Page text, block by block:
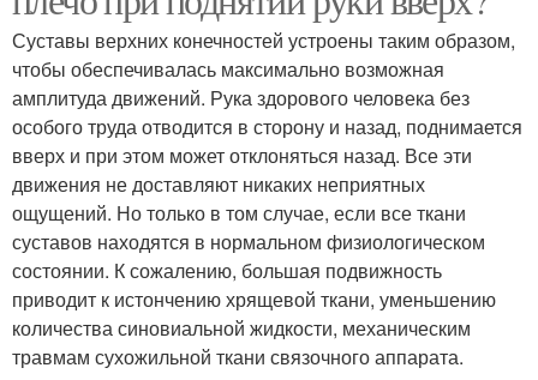
Боли в плечах Боль в суставах
Боли в плечевом
суставе
Плечевые суставы
Суставы верхних конечностей устроены таким образом,
чтобы обеспечивалась максимально возможная
амплитуда движений. Рука здорового человека без
особого труда отводится в сторону и назад, поднимается
вверх и при этом может отклоняться назад. Все эти
движения не доставляют никаких неприятных
ощущений. Но только в том случае, если все ткани
суставов находятся в нормальном физиологическом
состоянии. К сожалению, большая подвижность
приводит к истончению хрящевой ткани, уменьшению
количества синовиальной жидкости, механическим
травмам сухожильной ткани связочного аппарата.